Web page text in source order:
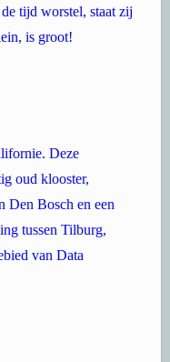
tijd worstel, staat zij
is groot!
Deze
oud klooster,
Den Bosch en een
tussen Tilburg,
van Data